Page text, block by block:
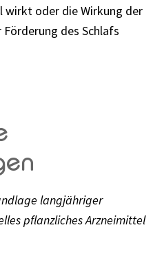
wirkt oder die Wirkung der
des Schlafs
langjähriger
pflanzliches Arzneimittel